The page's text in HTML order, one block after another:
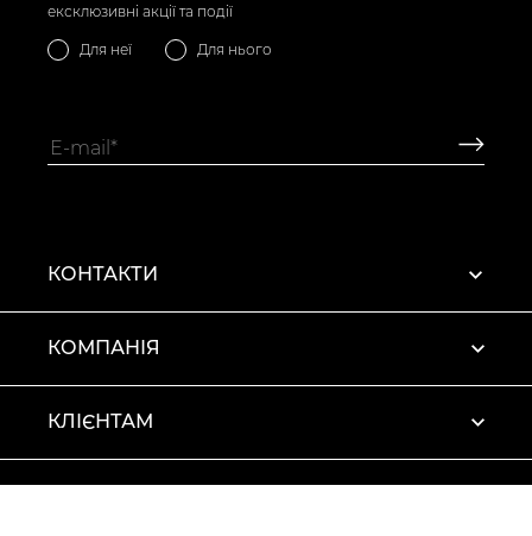
ексклюзивні акції та події
Для неї Для нього
КОНТАКТИ
КОМПАНІЯ
КЛІЄНТАМ